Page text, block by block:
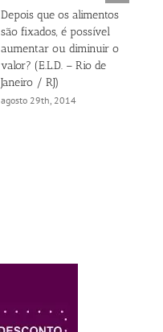
Depois que os alimentos
são fixados, é possível
aumentar ou diminuir o
valor? (E.L.D. – Rio de
Janeiro / RJ)
agosto 29th, 2014